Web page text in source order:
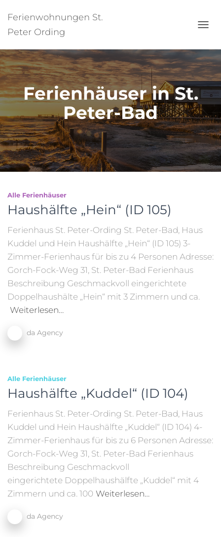
Ferienwohnungen St.
Peter Ording
Ferienhäuser in St.
Peter-Bad
Alle Ferienhäuser
Haushälfte „Hein“ (ID 105)
Ferienhaus St. Peter-Ording St. Peter-Bad, Haus
Kuddel und Hein Haushälfte „Hein“ (ID 105) 3-
Zimmer-Ferienhaus für bis zu 4 Personen Adresse:
Gorch-Fock-Weg 31, St. Peter-Bad Ferienhaus
Beschreibung Geschmackvoll eingerichtete
Doppelhaushälte „Hein“ mit 3 Zimmern und ca.
Weiterlesen…
da Agency
Alle Ferienhäuser
Haushälfte „Kuddel“ (ID 104)
Ferienhaus St. Peter-Ording St. Peter-Bad, Haus
Kuddel und Hein Haushälfte „Kuddel“ (ID 104) 4-
Zimmer-Ferienhaus für bis zu 6 Personen Adresse:
Gorch-Fock-Weg 31, St. Peter-Bad Ferienhaus
Beschreibung Geschmackvoll
eingerichtete Doppelhaushälfte „Kuddel“ mit 4
Zimmern und ca. 100 Weiterlesen…
da Agency